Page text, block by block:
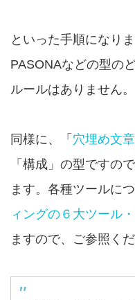
といった手順になり
PASONAなどの型の
ルールはありません。
同様に、「 穴埋め文
「構成」の型ですの
ます。各種ツールに
ィングの６大ツール
ますので、ご参照くだ